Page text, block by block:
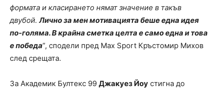
формата и класирането нямат значение в такъв
двубой. Лично за мен мотивацията беше една идея
по-голяма. В крайна сметка целта е само една и това
е победа”, сподели пред Max Sport Кръстомир Михов
след срещата.
За Академик Бултекс 99 Джакуез Йоу стигна до